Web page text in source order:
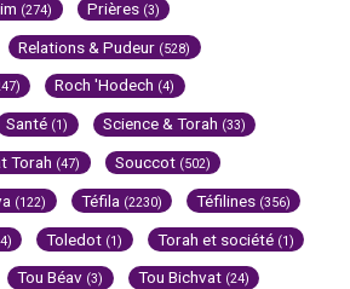
(274) Prières (3)
Relations & Pudeur (528)
Roch 'Hodech (4)
Santé (1) Science & Torah (33)
Torah (47) Souccot (502)
(122) Téfila (2230) Téfilines (356)
Toledot (1) Torah et société (1)
Tou Béav (3) Tou Bichvat (24)